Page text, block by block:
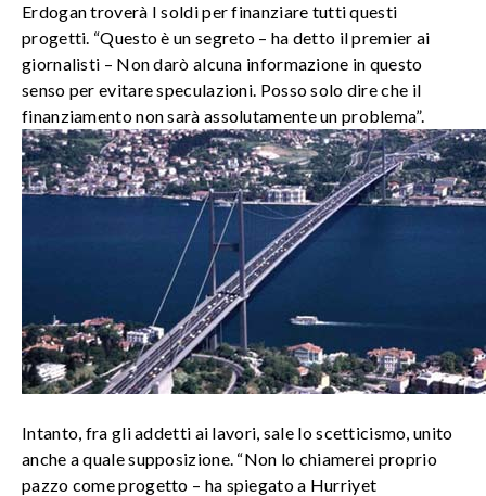
Erdogan troverà I soldi per finanziare tutti questi
progetti. “Questo è un segreto – ha detto il premier ai
giornalisti – Non darò alcuna informazione in questo
senso per evitare speculazioni. Posso solo dire che il
finanziamento non sarà assolutamente un problema”.
Intanto, fra gli addetti ai lavori, sale lo scetticismo, unito
anche a quale supposizione. “Non lo chiamerei proprio
pazzo come progetto – ha spiegato a Hurriyet